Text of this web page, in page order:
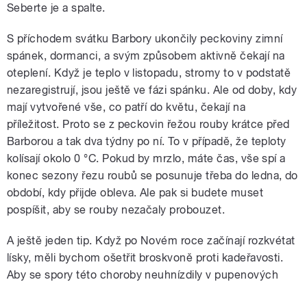
Seberte je a spalte.
S příchodem svátku Barbory ukončily peckoviny zimní
spánek, dormanci, a svým způsobem aktivně čekají na
oteplení. Když je teplo v listopadu, stromy to v podstatě
nezaregistrují, jsou ještě ve fázi spánku. Ale od doby, kdy
mají vytvořené vše, co patří do květu, čekají na
příležitost. Proto se z peckovin řežou rouby krátce před
Barborou a tak dva týdny po ní. To v případě, že teploty
kolísají okolo 0 °C. Pokud by mrzlo, máte čas, vše spí a
konec sezony řezu roubů se posunuje třeba do ledna, do
období, kdy přijde obleva. Ale pak si budete muset
pospíšit, aby se rouby nezačaly probouzet.
A ještě jeden tip. Když po Novém roce začínají rozkvétat
lísky, měli bychom ošetřit broskvoně proti kadeřavosti.
Aby se spory této choroby neuhnízdily v pupenových